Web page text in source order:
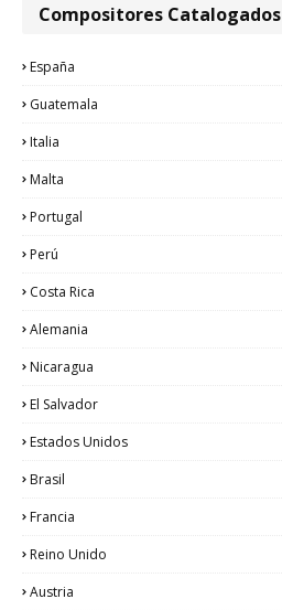
Compositores Catalogados
España
Guatemala
Italia
Malta
Portugal
Perú
Costa Rica
Alemania
Nicaragua
El Salvador
Estados Unidos
Brasil
Francia
Reino Unido
Austria